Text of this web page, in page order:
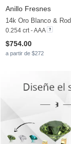
Anillo Fresnes
0.254 crt - AAA
$754.00
a partir de $272